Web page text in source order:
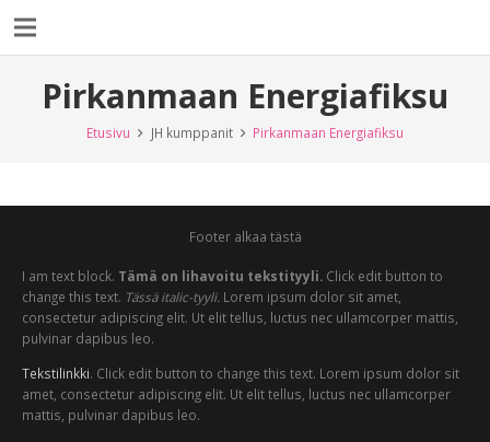
Pirkanmaan Energiafiksu
Etusivu JH kumppanit Pirkanmaan Energiafiksu
Footer alkaa tästä
I am text block. Tämä on lihavoitu tekstityyli.Click edit button to
change this text. Tässä italic-tyyli. Lorem ipsum dolor sit amet,
consectetur adipiscing elit. Ut elit tellus, luctus nec ullamcorper mattis,
pulvinar dapibus leo.
Tekstilinkki. Click edit button to change this text. Lorem ipsum dolor sit
amet, consectetur adipiscing elit. Ut elit tellus, luctus nec ullamcorper
mattis, pulvinar dapibus leo.